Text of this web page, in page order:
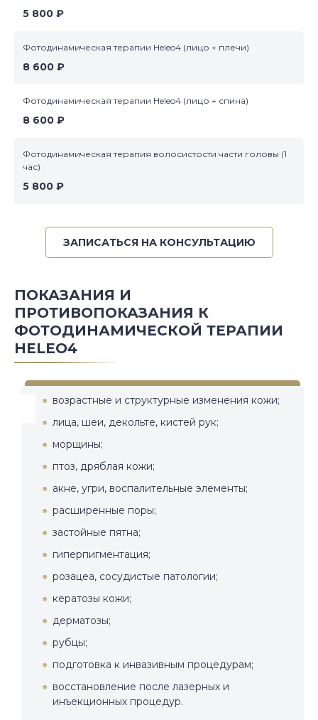
5 800 ₽
Фотодинамическая терапии Heleo4 (лицо + плечи)
8 600 ₽
Фотодинамическая терапии Heleo4 (лицо + спина)
8 600 ₽
Фотодинамическая терапия волосистости части головы (1
час)
5 800 ₽
ЗАПИСАТЬСЯ НА КОНСУЛЬТАЦИЮ
ПОКАЗАНИЯ И
ПРОТИВОПОКАЗАНИЯ К
ФОТОДИНАМИЧЕСКОЙ ТЕРАПИИ
HELEO4
возрастные и структурные изменения кожи;
лица, шеи, декольте, кистей рук;
морщины;
птоз, дряблая кожи;
акне, угри, воспалительные элементы;
расширенные поры;
застойные пятна;
гиперпигментация;
розацеа, сосудистые патологии;
кератозы кожи;
дерматозы;
рубцы;
подготовка к инвазивным процедурам;
восстановление после лазерных и
инъекционных процедур.